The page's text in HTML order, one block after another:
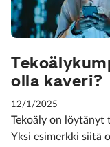
olla kaveri?
12/1/2025
Tekoäly on löytänyt
Yksi esimerkki siitä